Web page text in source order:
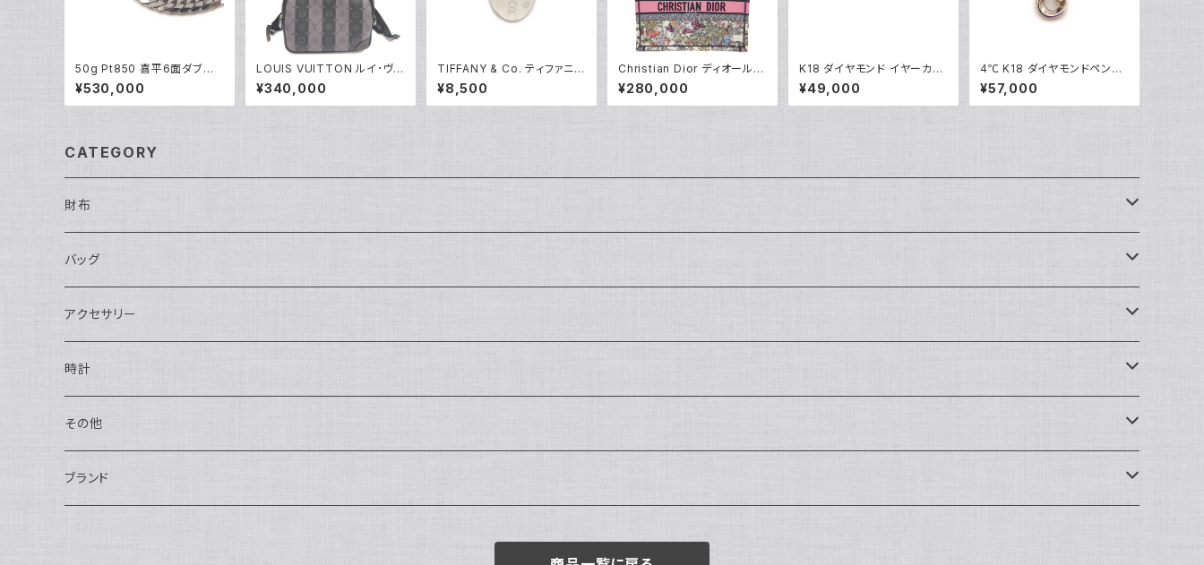
50g Pt850 喜平6面ダブル
ネックレス プラチナ ネックレ
スチェーン Y05262
¥530,000
LOUIS VUITTON ルイ･ヴィ
トン モノグラム ストライプ エ
クリプス モジュラーバックパッ
ク M45962 LV×NIGO リュ
¥340,000
TIFFANY & Co. ティファニー
リターントゥ タグ ネックレスト
ップ シルバー925 ペンダント
トップ Y05233
¥8,500
Christian Dior ディオール
ブックトート バッグ ミディアム
ハンドバッグ メキシコミレフィ
オリ M1296ZEBJ Y05232
¥280,000
K18 ダイヤモンド イヤーカフ
18金 Y05253
¥49,000
4℃ K18 ダイヤモンドペンダ
ントネックレス 18金 アズキチ
ェーン Y05099
¥57,000
CATEGORY
財布
長財布
二つ折り
バッグ
ショルダーバッグ・ボディバッグ
ハンドバッグ・ポーチ
トートバッグ
バックパック・リュックサック
アクセサリー
ネックレス
指輪
ピアス・イヤリング
時計
アナログ・機械式
アナログ・クォーツ
その他
ペン・万年筆
ブランド